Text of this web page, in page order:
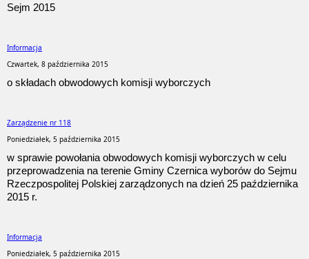
Sejm 2015
Informacja
Czwartek, 8 października 2015
o składach obwodowych komisji wyborczych
Zarządzenie nr 118
Poniedziałek, 5 października 2015
w sprawie powołania obwodowych komisji wyborczych w celu
przeprowadzenia na terenie Gminy Czernica wyborów do Sejmu
Rzeczpospolitej Polskiej zarządzonych na dzień 25 października
2015 r.
Informacja
Poniedziałek, 5 października 2015